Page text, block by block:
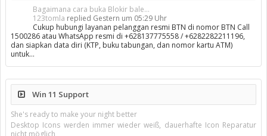
Bagaimana cara buka Blokir bale...
123tomla replied Gestern um 05:29 Uhr
Cukup hubungi layanan pelanggan resmi BTN di nomor BTN Call
1500286 atau WhatsApp resmi di +628137775558 / +6282282211196,
dan siapkan data diri (KTP, buku tabungan, dan nomor kartu ATM)
untuk…
Win 11 Support
She's ready to make your night better
Desktop Icons werden immer wieder weiß, dauerhafte Icon Reparatur
nicht möglich